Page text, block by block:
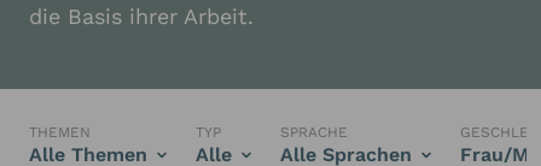
die Basis ihrer Arbeit.
THEMEN
Alle Themen
TYP
Alle
SPRACHE
Alle Sprachen Frau/